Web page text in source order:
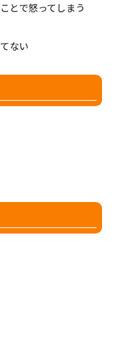
とで怒ってしまう
ない